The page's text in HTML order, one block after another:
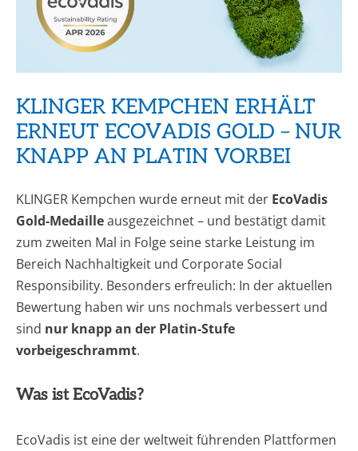
KLINGER KEMPCHEN ERHÄLT
ERNEUT ECOVADIS GOLD – NUR
KNAPP AN PLATIN VORBEI
KLINGER Kempchen wurde erneut mit der EcoVadis
Gold-Medailleausgezeichnet – und bestätigt damit
zum zweiten Mal in Folge seine starke Leistung im
Bereich Nachhaltigkeit und Corporate Social
Responsibility. Besonders erfreulich: In der aktuellen
Bewertung haben wir uns nochmals verbessert und
sind nur knapp an der Platin-Stufe
vorbeigeschrammt.
Was ist EcoVadis?
EcoVadis ist eine der weltweit führenden Plattformen